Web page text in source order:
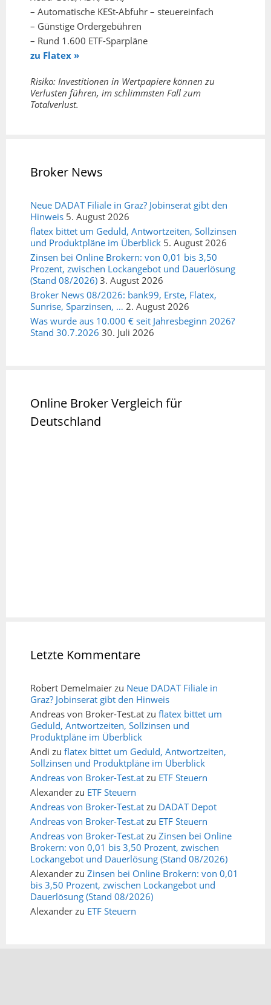
– Automatische KESt-Abfuhr – steuereinfach
– Günstige Ordergebühren
– Rund 1.600 ETF-Sparpläne
zu Flatex »
Risiko: Investitionen in Wertpapiere können zu
Verlusten führen, im schlimmsten Fall zum
Totalverlust.
Broker News
Neue DADAT Filiale in Graz? Jobinserat gibt den
Hinweis 5. August 2026
flatex bittet um Geduld, Antwortzeiten, Sollzinsen
und Produktpläne im Überblick 5. August 2026
Zinsen bei Online Brokern: von 0,01 bis 3,50
Prozent, zwischen Lockangebot und Dauerlösung
(Stand 08/2026) 3. August 2026
Broker News 08/2026: bank99, Erste, Flatex,
Sunrise, Sparzinsen, … 2. August 2026
Was wurde aus 10.000 € seit Jahresbeginn 2026?
Stand 30.7.2026 30. Juli 2026
Online Broker Vergleich für
Deutschland
Letzte Kommentare
Robert Demelmaier zu Neue DADAT Filiale in
Graz? Jobinserat gibt den Hinweis
Andreas von Broker-Test.at zu flatex bittet um
Geduld, Antwortzeiten, Sollzinsen und
Produktpläne im Überblick
Andi zu flatex bittet um Geduld, Antwortzeiten,
Sollzinsen und Produktpläne im Überblick
Andreas von Broker-Test.at zu ETF Steuern
Alexander zu ETF Steuern
Andreas von Broker-Test.at zu DADAT Depot
Andreas von Broker-Test.at zu ETF Steuern
Andreas von Broker-Test.at zu Zinsen bei Online
Brokern: von 0,01 bis 3,50 Prozent, zwischen
Lockangebot und Dauerlösung (Stand 08/2026)
Alexander zu Zinsen bei Online Brokern: von 0,01
bis 3,50 Prozent, zwischen Lockangebot und
Dauerlösung (Stand 08/2026)
Alexander zu ETF Steuern